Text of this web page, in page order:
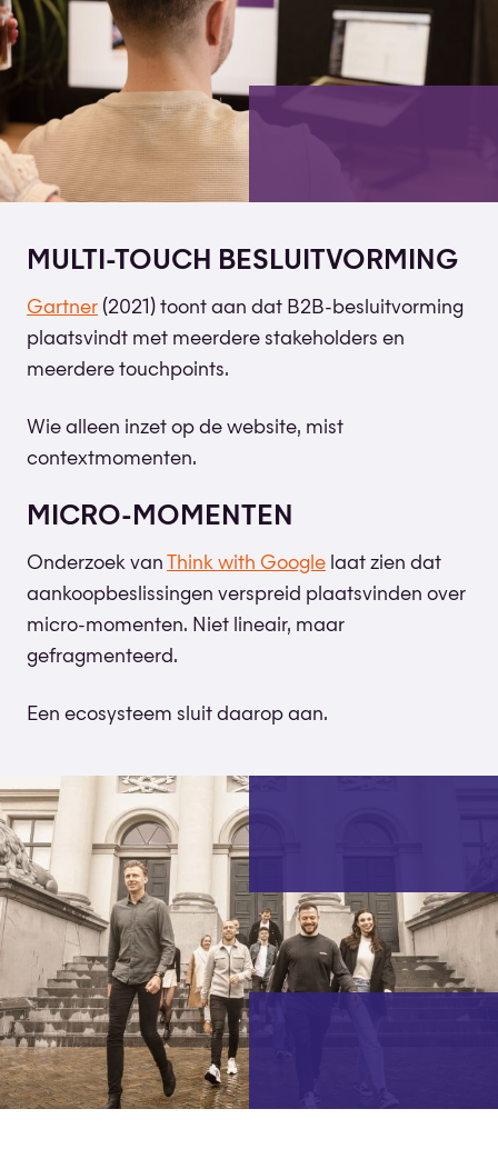
MULTI-TOUCH BESLUITVORMING
Gartner (2021) toont aan dat B2B-besluitvorming
plaatsvindt met meerdere stakeholders en
meerdere touchpoints.
Wie alleen inzet op de website, mist
contextmomenten.
MICRO-MOMENTEN
Onderzoek van Think with Google laat zien dat
aankoopbeslissingen verspreid plaatsvinden over
micro-momenten. Niet lineair, maar
gefragmenteerd.
Een ecosysteem sluit daarop aan.